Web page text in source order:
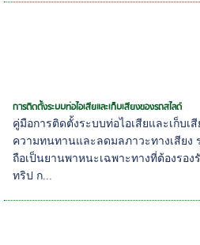
การติดตั้งระบบท่อไอเสียและเก็บเสียงของรถสไลด์
คู่มือการติดตั้งระบบท่อไอเสียและเก็บเ
ความทนทานและลดมลภาวะทางเสียง
ถือเป็นยานพาหนะเฉพาะทางที่ต้องรอ
ทริป ก...